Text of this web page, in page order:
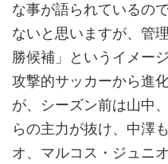
な事が語られているの
ないと思いますが、管
勝候補」というイメー
攻撃的サッカーから進
が、シーズン前は山中
らの主力が抜け、中澤
オ、マルコス・ジュニ